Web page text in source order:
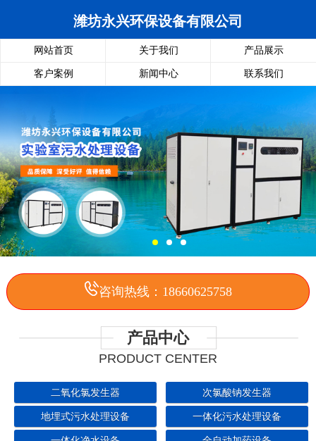
潍坊永兴环保设备有限公司
网站首页 关于我们 产品展示
客户案例 新闻中心 联系我们
咨询热线：18660625758
产品中心
PRODUCT CENTER
二氧化氯发生器 次氯酸钠发生器
地埋式污水处理设备 一体化污水处理设备